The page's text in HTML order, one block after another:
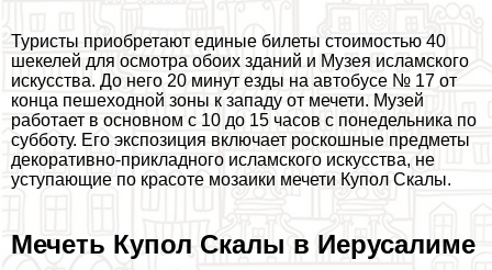
Туристы приобретают единые билеты стоимостью 40
шекелей для осмотра обоих зданий и Музея исламского
искусства. До него 20 минут езды на автобусе № 17 от
конца пешеходной зоны к западу от мечети. Музей
работает в основном с 10 до 15 часов с понедельника по
субботу. Его экспозиция включает роскошные предметы
декоративно-прикладного исламского искусства, не
уступающие по красоте мозаики мечети Купол Скалы.
Мечеть Купол Скалы в Иерусалиме